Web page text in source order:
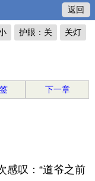
返回
关灯
护眼：关
下一章
叹：“道爷之前